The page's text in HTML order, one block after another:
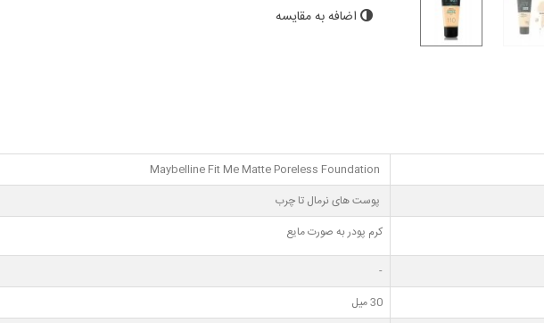
اضافه به مقایسه
پوست های نرمال تا چرب
کرم پودر به صورت مایع
-
30 میل